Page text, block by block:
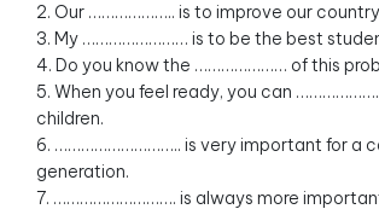
2. Our ……………….. is to improve our country
3. My …………………… is to be the best
4. Do you know the ………………… of this
5. When you feel ready, you can
children.
6. ……………………….. is very important for a
generation.
7. ………………………. is always more